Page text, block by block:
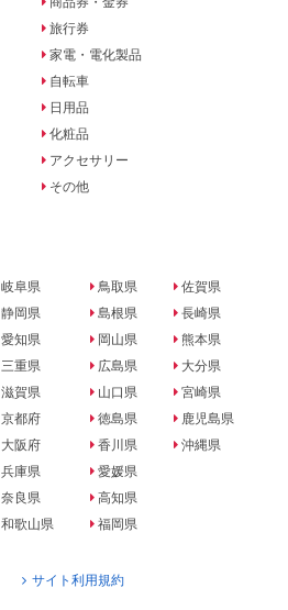
商品券・金券
旅行券
家電・電化製品
自転車
日用品
化粧品
アクセサリー
その他
岐阜県
静岡県
愛知県
三重県
滋賀県
京都府
大阪府
兵庫県
奈良県
和歌山県
鳥取県
島根県
岡山県
広島県
山口県
徳島県
香川県
愛媛県
高知県
福岡県
佐賀県
長崎県
熊本県
大分県
宮崎県
鹿児島県
沖縄県
サイト利用規約